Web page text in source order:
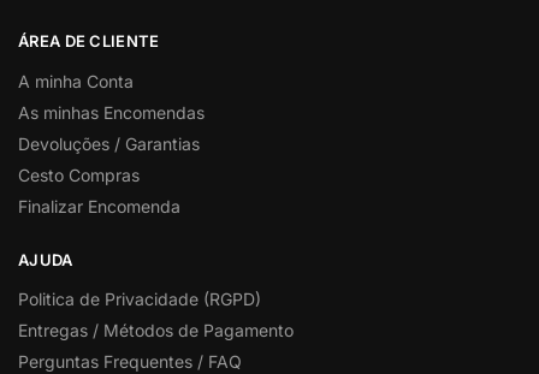
ÁREA DE CLIENTE
A minha Conta
As minhas Encomendas
Devoluções / Garantias
Cesto Compras
Finalizar Encomenda
AJUDA
Politica de Privacidade (RGPD)
Entregas / Métodos de Pagamento
Perguntas Frequentes / FAQ